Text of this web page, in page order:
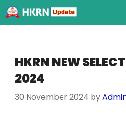
HKRN NEW
2024
30 November 2024 by